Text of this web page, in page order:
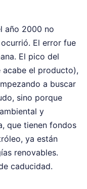
año 2000 no
El error fue
El pico del
el producto),
a buscar
sino porque
y
que tienen fondos
ya están
renovables.
caducidad.